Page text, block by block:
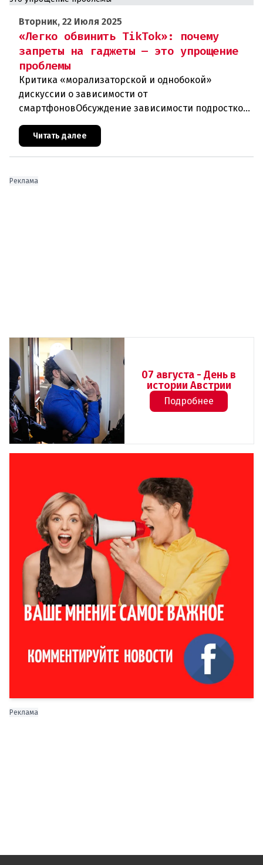
Вторник, 22 Июля 2025
«Легко обвинить TikTok»: почему
запреты на гаджеты — это упрощение
проблемы
Критика «морализаторской и однобокой»
дискуссии о зависимости от
смартфоновОбсуждение зависимости подростков
от смартфонов и интернета, по мнению Сузаны
Йовичич из Венского университета, сегодня ведёт
Читать далее
Реклама
07 августа - День в
истории Австрии
Подробнее
Реклама